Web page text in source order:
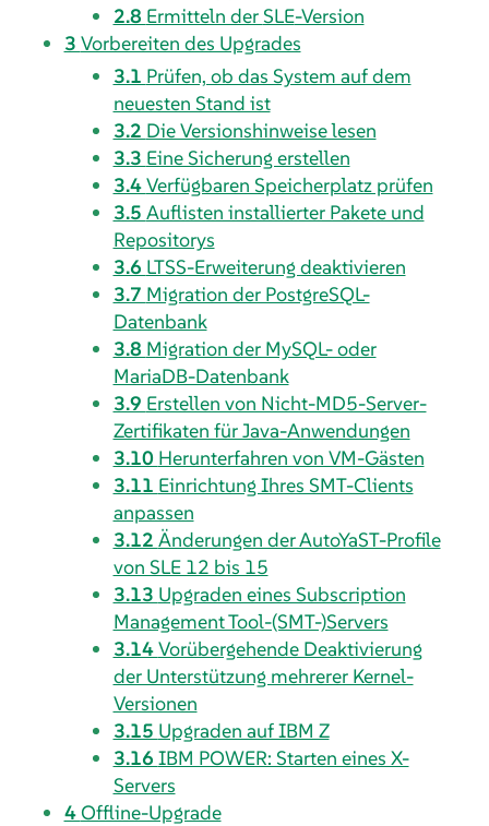
2.8 Ermitteln derSLE-Version
3 Vorbereiten des Upgrades
3.1 Prüfen, ob das System auf dem
neuesten Stand ist
3.2 Die Versionshinweise lesen
3.3 Eine Sicherung erstellen
3.4Verfügbaren Speicherplatz prüfen
3.5 Auflisten installierter Pakete und
Repositorys
3.6 LTSS-Erweiterung deaktivieren
3.7 Migration der PostgreSQL-
Datenbank
3.8 Migration der MySQL- oder
MariaDB-Datenbank
3.9 Erstellen von Nicht-MD5-Server-
Zertifikaten für Java-Anwendungen
3.10 Herunterfahren von VM-Gästen
3.11 Einrichtung Ihres SMT-Clients
anpassen
3.12 Änderungen der AutoYaST-Profile
von SLE 12 bis 15
3.13 Upgraden eines Subscription
Management Tool-(SMT-)Servers
3.14Vorübergehende Deaktivierung
der Unterstützung mehrerer Kernel-
Versionen
3.15 Upgraden auf IBM Z
3.16 IBM POWER: Starten eines X-
Servers
4Offline-Upgrade